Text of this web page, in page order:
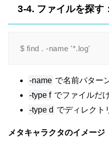
3-4. ファイルを探す
-name で名前パター
-type f でファイルだ
-type d でディレクト
メタキャラクタのイメージ